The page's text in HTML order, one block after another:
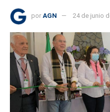
por AGN 24 de junio